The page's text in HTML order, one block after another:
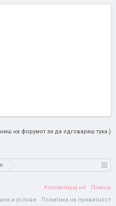
на форумот за да одговараш тука.)
Контактирај нè
Помош
и услови
Политика на приватност